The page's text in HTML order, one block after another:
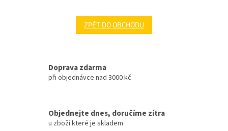
ZPĚT DO OBCHODU
Doprava zdarma
při objednávce nad 3000 kč
Objednejte dnes, doručíme zítra
u zboží které je skladem